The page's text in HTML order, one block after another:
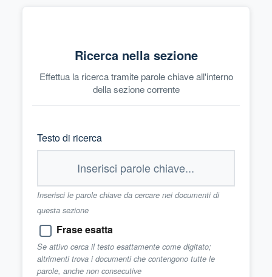
Ricerca nella sezione
Effettua la ricerca tramite parole chiave all'interno
della sezione corrente
Testo di ricerca
Inserisci le parole chiave da cercare nei documenti di
questa sezione
Frase esatta
Se attivo cerca il testo esattamente come digitato;
altrimenti trova i documenti che contengono tutte le
parole, anche non consecutive